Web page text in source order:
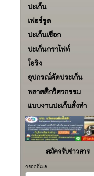
ปะเก็น
เฟอร์รูล
ปะเก็นเชือก
ปะเก็นกราไฟท์
โอริง
อุปกรณ์ตัดประเก็น
พลาสติกวิศวกรรม
แบบงานปะเก็นสั่งทำ
สมัครรับข่าวสาร
กรอกอีเมล